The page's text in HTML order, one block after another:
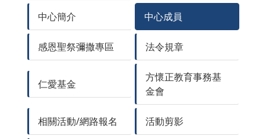
中心簡介 中心成員
感恩聖祭彌撒專區 法令規章
仁愛基金
方懷正教育事務基
金會
相關活動/網路報名 活動剪影